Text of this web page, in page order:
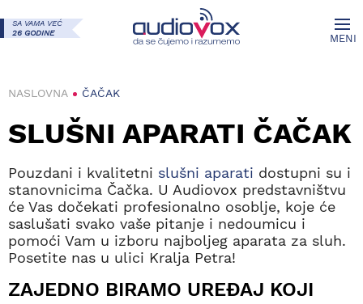
SA VAMA VEĆ
26 GODINE
MENI
NASLOVNA ČAČAK
SLUŠNI APARATI ČAČAK
Pouzdani i kvalitetni slušni aparati dostupni su i
stanovnicima Čačka. U Audiovox predstavništvu
će Vas dočekati profesionalno osoblje, koje će
saslušati svako vaše pitanje i nedoumicu i
pomoći Vam u izboru najboljeg aparata za sluh.
Posetite nas u ulici Kralja Petra!
ZAJEDNO BIRAMO UREĐAJ KOJI